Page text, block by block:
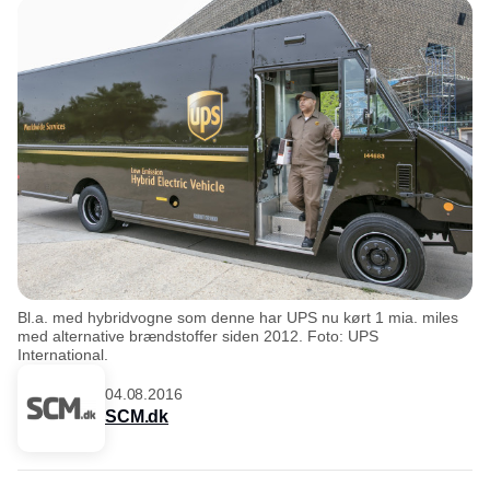
Bl.a. med hybridvogne som denne har UPS nu kørt 1 mia. miles
med alternative brændstoffer siden 2012. Foto: UPS
International.
04.08.2016
SCM.dk